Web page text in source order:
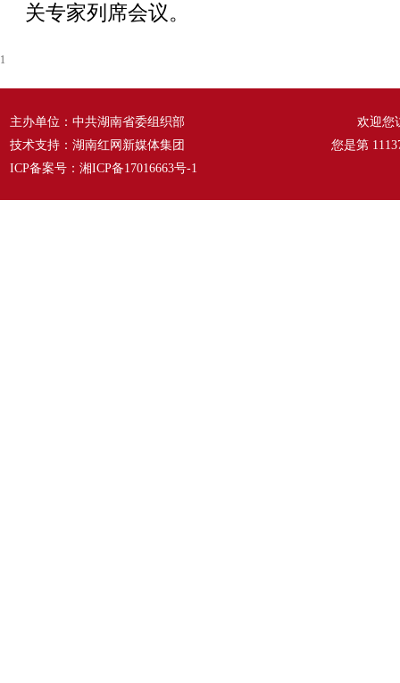
关专家列席会议。
1
主办单位：中共湖南省委组织部
技术支持：湖南红网新媒体集团
ICP备案号： 湘ICP备17016663号-1
欢迎您
您是第